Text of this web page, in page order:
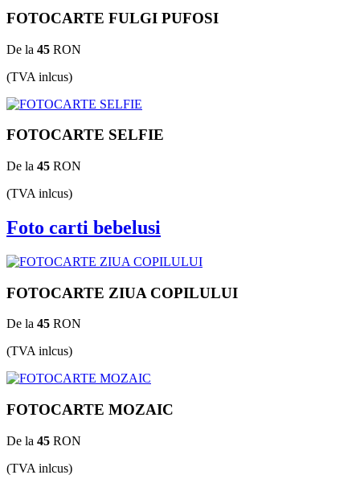
FOTOCARTE FULGI PUFOSI
De la 45 RON
(TVA inlcus)
FOTOCARTE SELFIE
De la 45 RON
(TVA inlcus)
Foto carti bebelusi
FOTOCARTE ZIUA COPILULUI
De la 45 RON
(TVA inlcus)
FOTOCARTE MOZAIC
De la 45 RON
(TVA inlcus)